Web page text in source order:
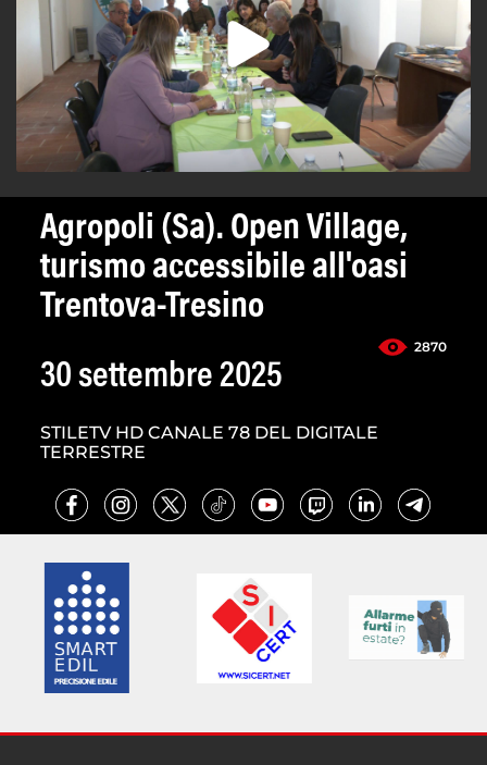
Agropoli (Sa). Open Village,
turismo accessibile all'oasi
Trentova-Tresino
2870
30 settembre 2025
STILETV HD CANALE 78 DEL DIGITALE
TERRESTRE